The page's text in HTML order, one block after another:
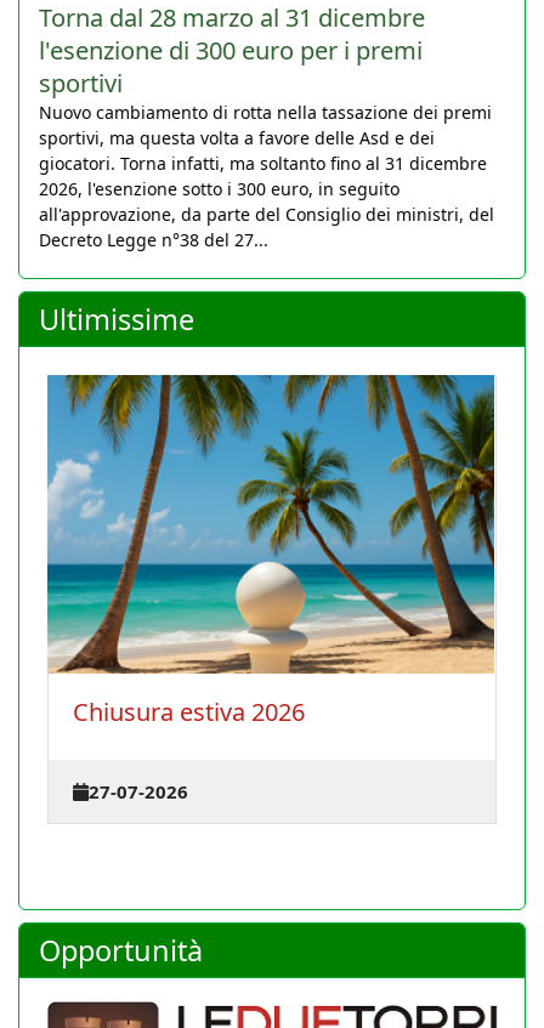
Torna dal 28 marzo al 31 dicembre
l'esenzione di 300 euro per i premi
sportivi
Nuovo cambiamento di rotta nella tassazione dei premi
sportivi, ma questa volta a favore delle Asd e dei
giocatori. Torna infatti, ma soltanto fino al 31 dicembre
2026, l'esenzione sotto i 300 euro, in seguito
all'approvazione, da parte del Consiglio dei ministri, del
Decreto Legge n°38 del 27...
Ultimissime
La Conferenza degli istruttori si
23-07-2026
Opportunità